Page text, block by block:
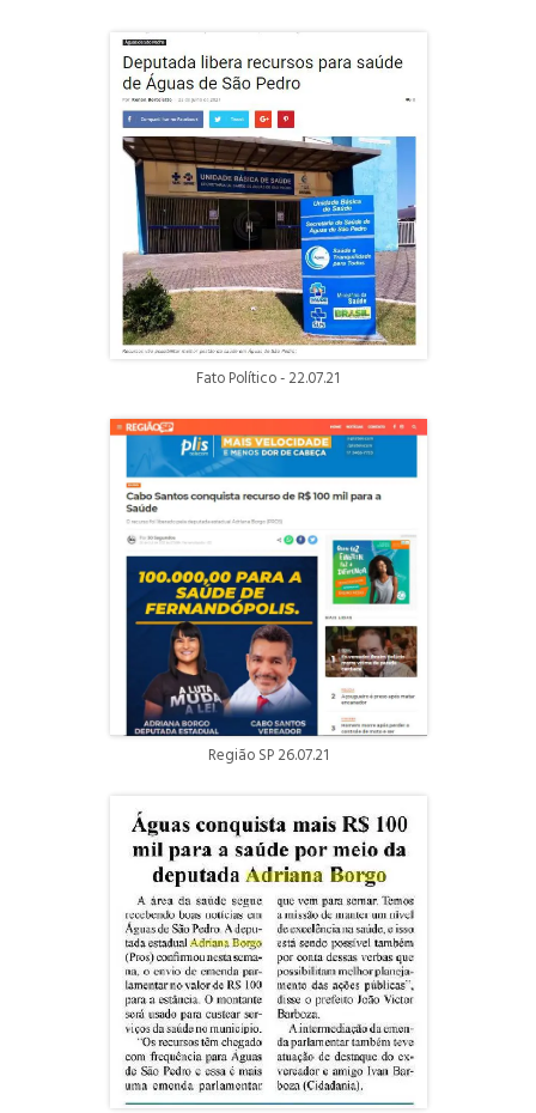
Fato Político - 22.07.21
Região SP 26.07.21